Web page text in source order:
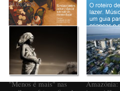
24.03.2025
"Menos é mais" nas
Amazónia:
PUB